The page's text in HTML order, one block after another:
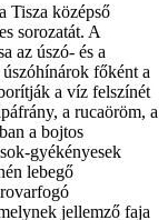
Tisza középső
sorozatát. A
az úszó- és a
főként a
a víz felszínét
a rucaöröm, a
a bojtos
gyékényesek
lebegő
jellemző faja